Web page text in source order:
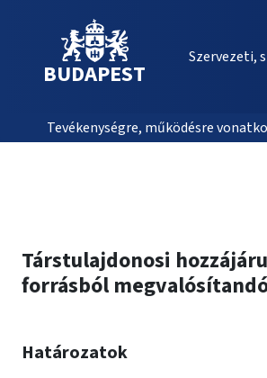
BUDAPEST
Szervezeti,
Tevékenységre, működésre
Társtulajdonosi
forrásból
Határozatok